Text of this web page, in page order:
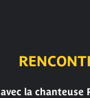
avec la chanteuse